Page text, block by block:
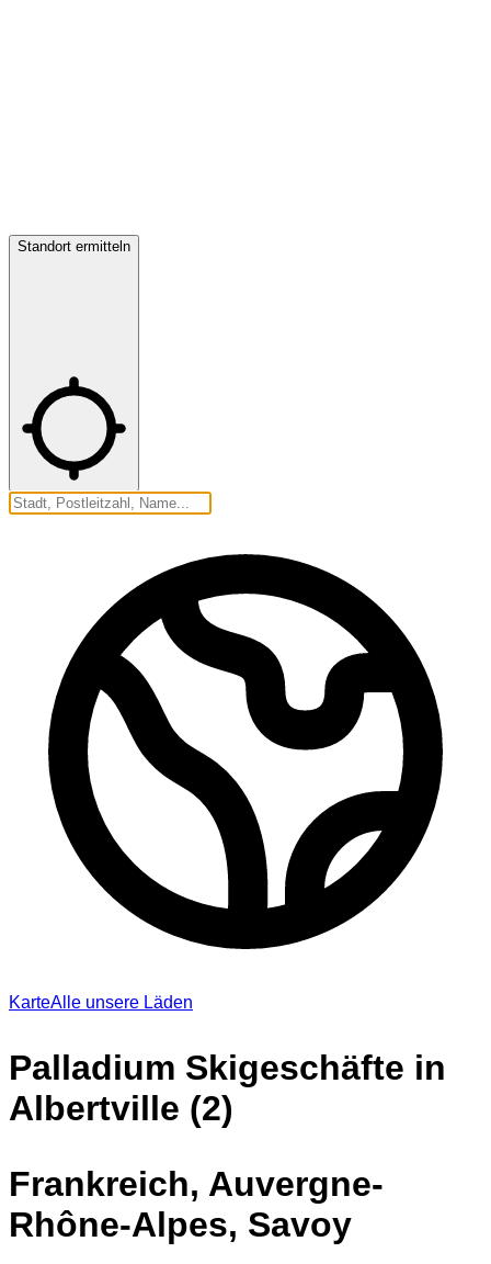
Standort ermitteln
KarteAlle unsere Läden
Palladium Skigeschäfte in
Albertville (2)
Frankreich, Auvergne-
Rhône-Alpes, Savoy